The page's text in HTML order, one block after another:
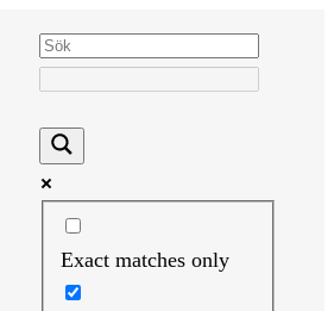
Exact matches only